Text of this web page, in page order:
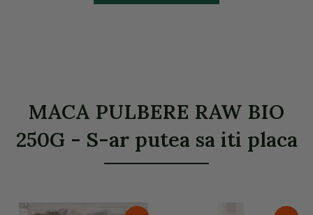
MACA PULBERE RAW BIO
250G - S-ar putea sa iti placa